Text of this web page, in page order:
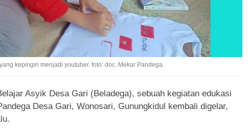
kepingin menjadi youtuber. foto: doc. Mekar Pandega.
Asyik Desa Gari (Beladega), sebuah kegiatan edukasi
Desa Gari, Wonosari, Gunungkidul kembali digelar,